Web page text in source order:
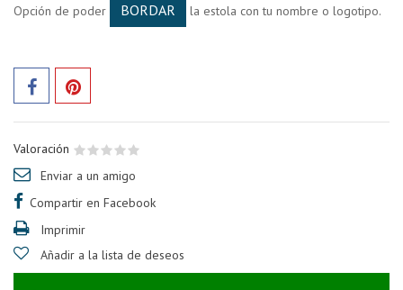
Opción de poder BORDAR la estola con tu nombre o logotipo.
Valoración
Enviar a un amigo
Compartir en Facebook
Imprimir
Añadir a la lista de deseos